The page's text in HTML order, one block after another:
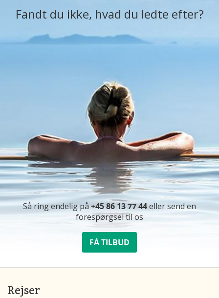
Fandt du ikke, hvad du ledte efter?
Så ring endelig på +45 86 13 77 44eller send en
forespørgsel til os
FÅ TILBUD
Rejser